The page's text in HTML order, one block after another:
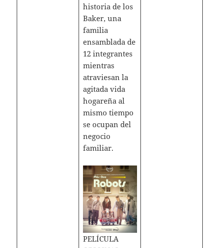
historia de los
Baker, una
familia
ensamblada de
12 integrantes
mientras
atraviesan la
agitada vida
hogareña al
mismo tiempo
se ocupan del
negocio
familiar.
PELÍCULA